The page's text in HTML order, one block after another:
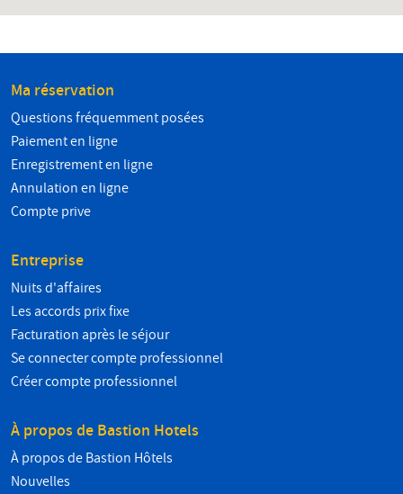
Ma réservation
Questions fréquemment posées
Paiement en ligne
Enregistrement en ligne
Annulation en ligne
Compte prive
Entreprise
Nuits d'affaires
Les accords prix fixe
Facturation après le séjour
Se connecter compte professionnel
Créer compte professionnel
À propos de Bastion Hotels
À propos de Bastion Hôtels
Nouvelles